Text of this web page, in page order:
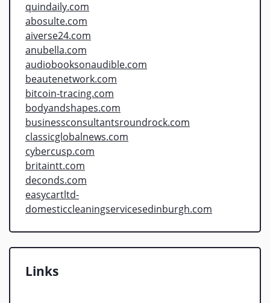
quindaily.com
abosulte.com
aiverse24.com
anubella.com
audiobooksonaudible.com
beautenetwork.com
bitcoin-tracing.com
bodyandshapes.com
businessconsultantsroundrock.com
classicglobalnews.com
cybercusp.com
britaintt.com
deconds.com
easycartltd-
domesticcleaningservicesedinburgh.com
Links